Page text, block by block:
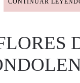
CONTINUAR